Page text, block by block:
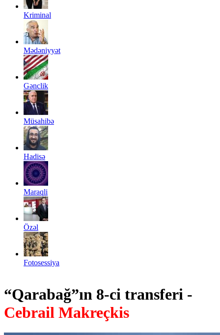
Kriminal
Mədəniyyət
Gənclik
Müsahibə
Hadisə
Maraqli
Özəl
Fotosessiya
“Qarabağ”ın 8-ci transferi -
Cebrail Makreçkis